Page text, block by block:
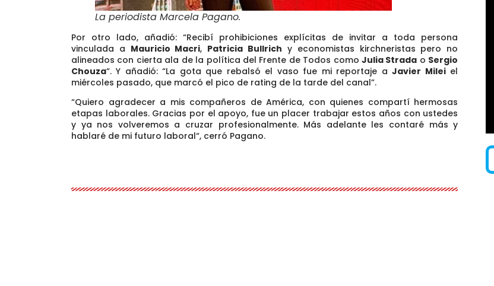
La periodista Marcela Pagano.
Por otro lado, añadió: “Recibí prohibiciones explícitas de invitar a toda persona
vinculada a Mauricio Macri, Patricia Bullrich y economistas kirchneristas pero no
alineados con cierta ala de la política del Frente de Todos como Julia Strada o Sergio
Chouza“. Y añadió: “La gota que rebalsó el vaso fue mi reportaje aJavier Mileiel
miércoles pasado, que marcó el pico de rating de la tarde del canal”.
“Quiero agradecer a mis compañeros de América, con quienes compartí hermosas
etapas laborales. Gracias por el apoyo, fue un placer trabajar estos años con ustedes
y ya nos volveremos a cruzar profesionalmente. Más adelante les contaré más y
hablaré de mi futuro laboral“, cerró Pagano.